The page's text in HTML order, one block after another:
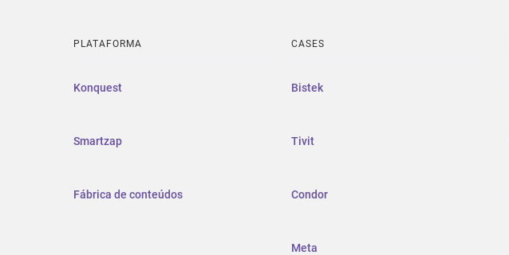
PLATAFORMA
Konquest
Smartzap
Fábrica de conteúdos
CASES
Bistek
Tivit
Condor
Meta